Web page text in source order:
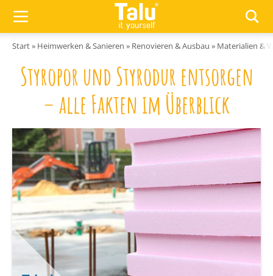
Start» Heimwerken & Sanieren » Renovieren & Ausbau » Materialien &
Styropor und Styrodur entsorgen
– alle Fakten im Überblick